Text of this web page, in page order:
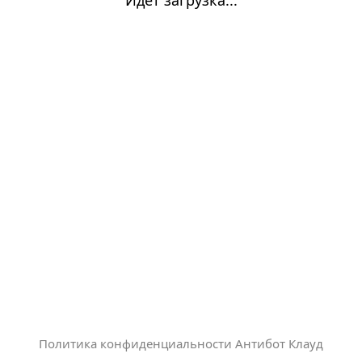
Политика конфиденциальности Антибот Клауд